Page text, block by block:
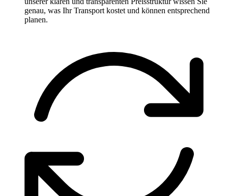
genau, was Ihr Transport kostet und können entsprechend
planen.